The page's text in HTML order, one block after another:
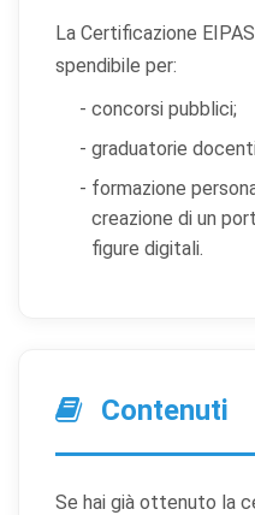
La Certificazione
spendibile per:
concorsi pubblici;
graduatorie
formazione
creazione di un
figure digitali.
Contenuti
Se hai già ottenuto la